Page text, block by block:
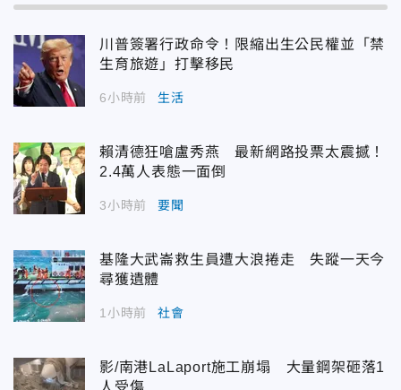
川普簽署行政命令！限縮出生公民權並「禁
生育旅遊」打擊移民
6小時前 生活
賴清德狂嗆盧秀燕 最新網路投票太震撼！
2.4萬人表態一面倒
3小時前 要聞
基隆大武崙救生員遭大浪捲走 失蹤一天今
尋獲遺體
1小時前 社會
影/南港LaLaport施工崩塌 大量鋼架砸落1